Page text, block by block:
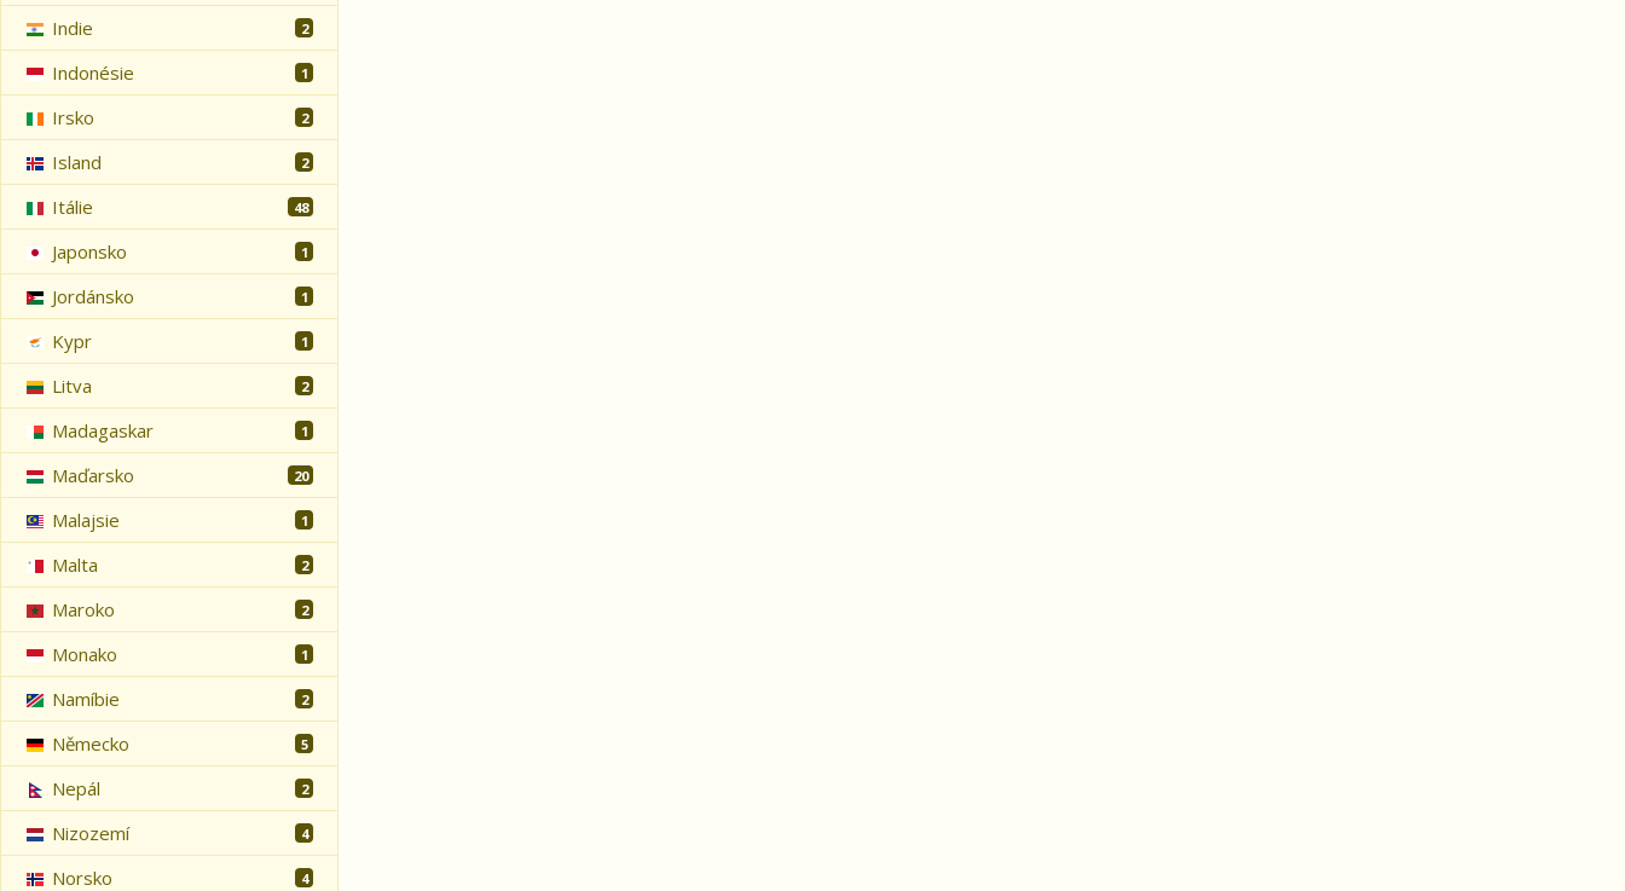
Indie 2
Indonésie 1
Irsko 2
Island 2
Itálie 48
Japonsko 1
Jordánsko 1
Kypr 1
Litva 2
Madagaskar 1
Maďarsko 20
Malajsie 1
Malta 2
Maroko 2
Monako 1
Namíbie 2
Německo 5
Nepál 2
Nizozemí 4
Norsko 4